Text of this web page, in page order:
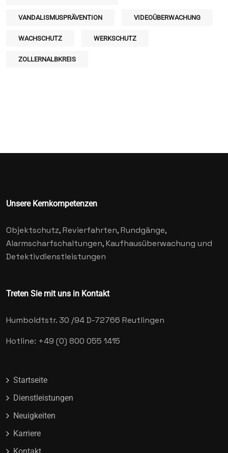
VANDALISMUSPRÄVENTION VIDEOÜBERWACHUNG
WACHSCHUTZ WERKSCHUTZ
ZOLLERNALBKREIS
Unsere Kernkompetenzen
Objektschutz, Revierfahrten, Rundgänge,
Alarmscharfschaltungen, Kaufhausüberwachung und
Detektivdienstleistungen
Treten Sie mit uns in Kontakt
Humboldtstr. 30 /94D-72766 Reutlingen
Hotline: +49 (0) 800 055 1415
Startseite
Dienstleistungen
Neuigkeiten
Karriere